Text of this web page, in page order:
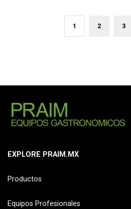
1 2 3
EXPLORE PRAIM.MX
Productos
Equipos Profesionales